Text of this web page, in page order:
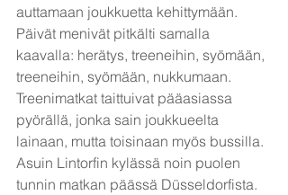
auttamaan joukkuetta kehittymään.
Päivät menivät pitkälti samalla
kaavalla: herätys, treeneihin, syömään,
treeneihin, syömään, nukkumaan.
Treenimatkat taittuivat pääasiassa
pyörällä, jonka sain joukkueelta
lainaan, mutta toisinaan myös bussilla.
Asuin Lintorfin kylässä noin puolen
tunnin matkan päässä Düsseldorfista.